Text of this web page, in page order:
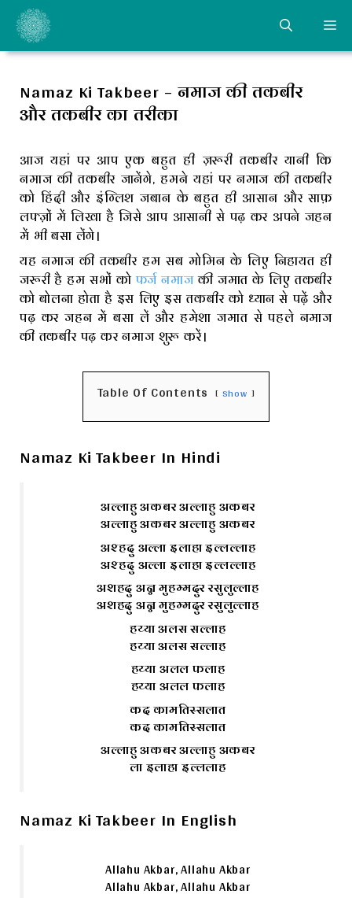
Skip
content
Namaz Ki Takbeer – नमाज की तकबीर
और तकबीर का तरीका
आज यहां पर आप एक बहुत ही ज़रूरी तकबीर यानी कि
नमाज की तकबीर जानेंगे, हमने यहां पर नमाज की तकबीर
को हिंदी और इंग्लिश जबान के बहुत ही आसान और साफ़
लफ्ज़ों में लिखा है जिसे आप आसानी से पढ़ कर अपने जहन
में भी बसा लेंगे।
यह नमाज की तकबीर हम सब मोमिन के लिए निहायत ही
जरूरी है हम सभों कोफर्ज नमाजकी जमात के लिए तकबीर
को बोलना होता है इस लिए इस तकबीर को ध्यान से पढ़ें और
पढ़ कर जहन में बसा लें और हमेशा जमात से पहले नमाज
की तकबीर पढ़ कर नमाज शुरू करें।
Table Of Contents Show
Namaz Ki Takbeer In Hindi
अल्लाहु अकबर अल्लाहु अकबर
अल्लाहु अकबर अल्लाहु अकबर
अश्हदु अल्ला इलाहा इल्लल्लाह
अश्हदु अल्ला इलाहा इल्लल्लाह
अशहदु अन्न मुहम्मदुर रसुलुल्लाह
अशहदु अन्न मुहम्मदुर रसुलुल्लाह
हय्या अलस सल्लाह
हय्या अलस सल्लाह
हय्या अलल फलाह
हय्या अलल फलाह
कद कामतिस्सलात
कद कामतिस्सलात
अल्लाहु अकबर अल्लाहु अकबर
ला इलाहा इल्ललाह
Namaz Ki Takbeer In English
Allahu Akbar, Allahu Akbar
Allahu Akbar, Allahu Akbar